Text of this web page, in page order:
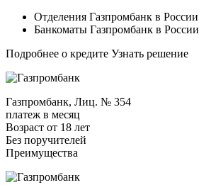
Отделения Газпромбанк в России
Банкоматы Газпромбанк в России
Подробнее о кредите Узнать решение
Газпромбанк, Лиц. № 354
платеж в месяц
Возраст от 18 лет
Без поручителей
Преимущества